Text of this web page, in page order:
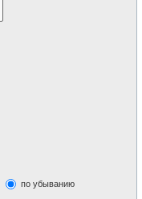
по убыванию